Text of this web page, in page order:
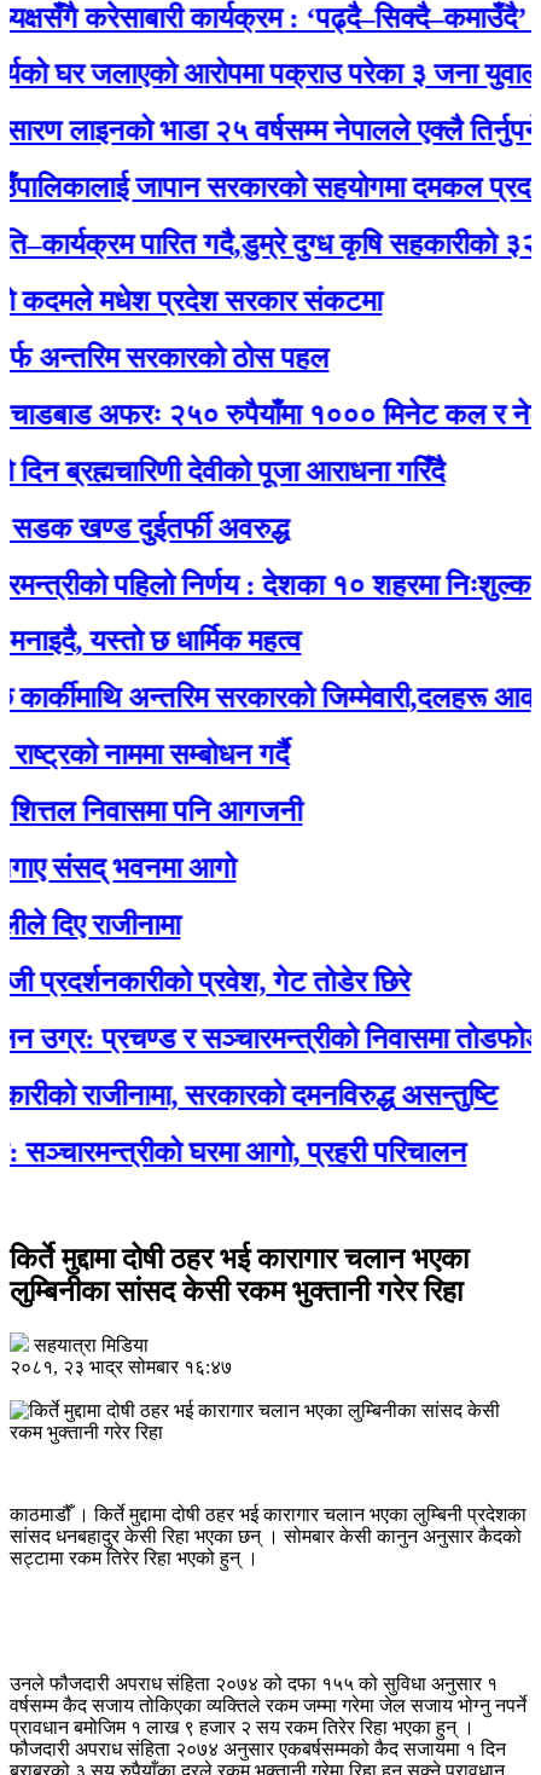
करेसाबारी कार्यक्रम : ‘पढ्दै–सिक्दै–कमाउँदै’
जलाएको आरोपमा पक्राउ परेका ३ जना युवालाई
भाडा २५ वर्षसम्म नेपालले एक्‍लै तिर्नुपर्ने’
जापान सरकारको सहयोगमा दमकल प्रदान :
पारित गदै,डुम्रे दुग्ध कृषि सहकारीको ३२ औं
मधेश प्रदेश सरकार संकटमा
सरकारको ठोस पहल
अफरः २५० रुपैयाँमा १००० मिनेट कल र नेट
देवीको पूजा आराधना गरिँदै
खण्ड दुईतर्फी अवरुद्ध
पहिलो निर्णय : देशका १० शहरमा निःशुल्क
यस्तो छ धार्मिक महत्व
अन्तरिम सरकारको जिम्मेवारी,दलहरू आक्रोशित
नाममा सम्बोधन गर्दै
निवासमा पनि आगजनी
भवनमा आगो
राजीनामा
प्रवेश, गेट तोडेर छिरे
प्रचण्ड र सञ्चारमन्त्रीको निवासमा तोडफोड र
राजीनामा, सरकारको दमनविरुद्ध असन्तुष्टि
घरमा आगो, प्रहरी परिचालन
किर्ते मुद्दामा दोषी ठहर भई कारागार चलान भएका
लुम्बिनीका सांसद केसी रकम भुक्तानी गरेर रिहा
सहयात्रा मिडिया
२०८१, २३ भाद्र सोमबार १६:४७
काठमाडौँ । किर्ते मुद्दामा दोषी ठहर भई कारागार चलान भएका लुम्बिनी प्रदेशका
सांसद धनबहादुर केसी रिहा भएका छन् । सोमबार केसी कानुन अनुसार कैदको
सट्टामा रकम तिरेर रिहा भएको हुन् ।
उनले फौजदारी अपराध संहिता २०७४ को दफा १५५ को सुविधा अनुसार १
वर्षसम्म कैद सजाय तोकिएका व्यक्तिले रकम जम्मा गरेमा जेल सजाय भोग्नु नपर्ने
प्रावधान बमोजिम १ लाख ९ हजार २ सय रकम तिरेर रिहा भएका हुन् ।
फौजदारी अपराध संहिता २०७४ अनुसार एकबर्षसम्मको कैद सजायमा १ दिन